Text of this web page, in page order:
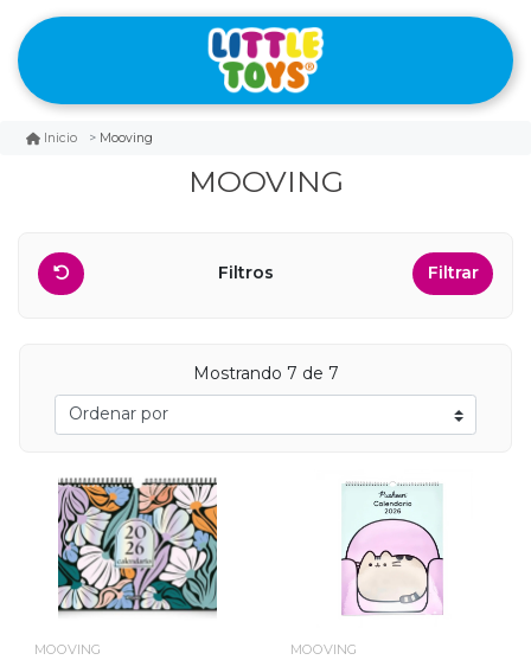
Inicio Mooving
MOOVING
Filtros Filtrar
Mostrando 7 de 7
MOOVING MOOVING